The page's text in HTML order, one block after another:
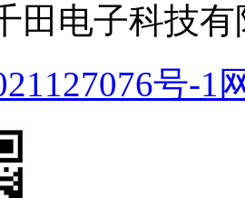
田电子科技
号-1